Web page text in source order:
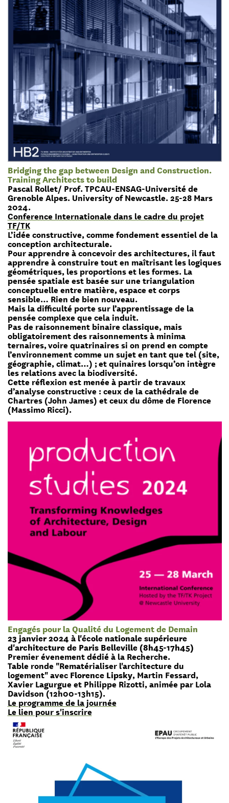
Bridging the gap between Design and Construction.
Training Architects to build
Pascal Rollet/ Prof. TPCAU-ENSAG-Université de
Grenoble Alpes. University of Newcastle. 25-28 Mars
2024.
Conference Internationale dans le cadre du projet
TF/TK
L’idée constructive, comme fondement essentiel de la
conception architecturale.
Pour apprendre à concevoir des architectures, il faut
apprendre à construire tout en maîtrisant les logiques
géométriques, les proportions et les formes. La
pensée spatiale est basée sur une triangulation
conceptuelle entre matière, espace et corps
sensible… Rien de bien nouveau.
Mais la difficulté porte sur l’apprentissage de la
pensée complexe que cela induit.
Pas de raisonnement binaire classique, mais
obligatoirement des raisonnements à minima
ternaires, voire quatrinaires si on prend en compte
l’environnement comme un sujet en tant que tel (site,
géographie, climat…) ; et quinaires lorsqu’on intègre
les relations avec la biodiversité.
Cette réflexion est menée à partir de travaux
d’analyse constructive : ceux de la cathédrale de
Chartres (John James) et ceux du dôme de Florence
(Massimo Ricci).
Engagés pour la Qualité du Logement de Demain
23 janvier 2024 à l'école nationale supérieure
d'architecture de Paris Belleville (8h45-17h45)
Premier évenement dédié à la Recherche.
Table ronde "Rematérialiser l'architecture du
logement" avec Florence Lipsky, Martin Fessard,
Xavier Lagurgue et Philippe Rizotti, animée par Lola
Davidson (12h00-13h15).
Le programme de la journée
Le lien pour s'inscrire